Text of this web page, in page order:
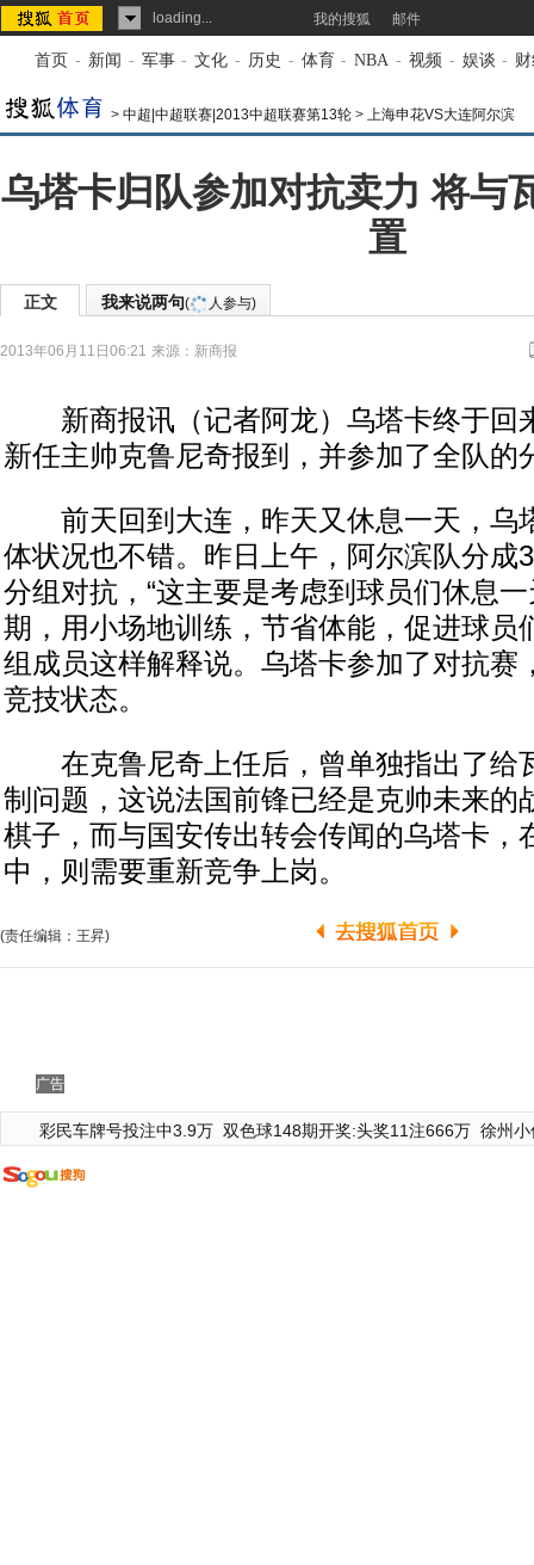
loading... 我的搜狐 邮件
首页 - 新闻 - 军事 - 文化 - 历史 - 体育 - NBA - 视频 - 娱谈 -
> 中超|中超联赛|2013中超联赛第13轮 > 上海申花VS大连阿尔滨
乌塔卡归队参加对抗卖力 将与
置
正文 我来说两句( 人参与)
2013年06月11日06:21 来源： 新商报
新商报讯（记者阿龙）乌塔卡终于回
新任主帅克鲁尼奇报到，并参加了全队的
前天回到大连，昨天又休息一天，乌
体状况也不错。昨日上午，阿尔滨队分成
分组对抗，“这主要是考虑到球员们休息
期，用小场地训练，节省体能，促进球员
组成员这样解释说。乌塔卡参加了对抗赛
竞技状态。
在克鲁尼奇上任后，曾单独指出了给
制问题，这说法国前锋已经是克帅未来的
棋子，而与国安传出转会传闻的乌塔卡，
中，则需要重新竞争上岗。
(责任编辑：王昇)
广告
彩民车牌号投注中3.9万 双色球148期开奖:头奖11注666万 徐州